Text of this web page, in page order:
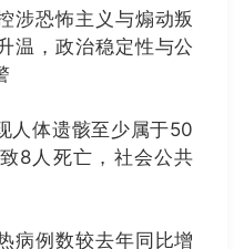
涉恐怖主义与煽动叛
温，政治稳定性与公
人体遗骸至少属于50
8人死亡，社会公共
病例数较去年同比增